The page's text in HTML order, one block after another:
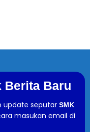
Berita Baru
update seputar SMK
masukan email di